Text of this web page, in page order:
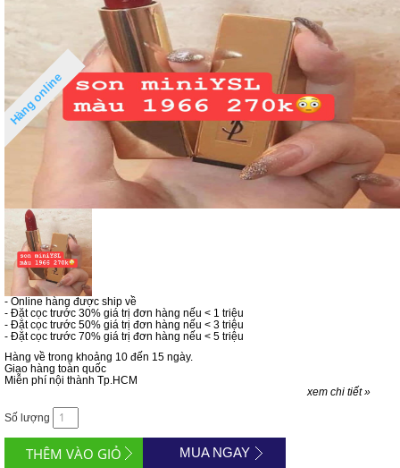
Hàng online
- Online hàng được ship về
- Đặt cọc trước 30% giá trị đơn hàng nếu < 1 triệu
- Đặt cọc trước 50% giá trị đơn hàng nếu < 3 triệu
- Đặt cọc trước 70% giá trị đơn hàng nếu < 5 triệu
Hàng về trong khoảng 10 đến 15 ngày.
Giao hàng toàn quốc
Miễn phí nội thành Tp.HCM
xem chi tiết »
Số lượng
MUA NGAY